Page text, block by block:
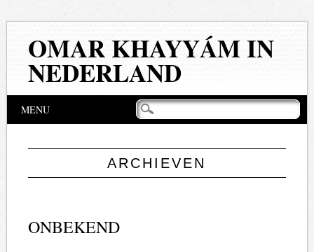
OMAR KHAYYÁM IN
NEDERLAND
Hoofdmenu
springen
MENU
ARCHIEVEN
ONBEKEND